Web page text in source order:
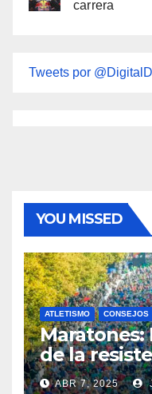
carrera
Tweets por
YOU MISSED
ATLETISMO CONSEJOS
Maratones:
de la
ABR 7, 2025